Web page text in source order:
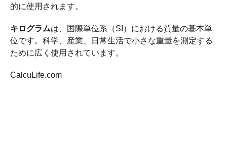
的に使用されます。
キログラムは、国際単位系（SI）における質量の基本単
位です。科学、産業、日常生活で小さな重量を測定する
ために広く使用されています。
CalcuLife.com